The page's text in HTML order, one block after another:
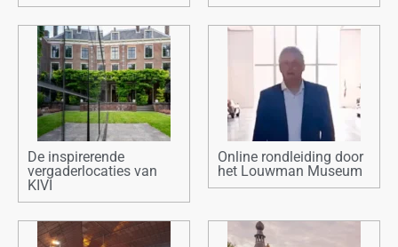
De inspirerende
vergaderlocaties van
KIVI
Online rondleiding door
het Louwman Museum